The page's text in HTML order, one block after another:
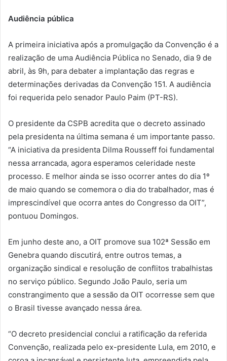
Audiência pública
A primeira iniciativa após a promulgação da Convenção é a
realização de uma Audiência Pública no Senado, dia 9 de
abril, às 9h, para debater a implantação das regras e
determinações derivadas da Convenção 151. A audiência
foi requerida pelo senador Paulo Paim (PT-RS).
O presidente da CSPB acredita que o decreto assinado
pela presidenta na última semana é um importante passo.
“A iniciativa da presidenta Dilma Rousseff foi fundamental
nessa arrancada, agora esperamos celeridade neste
processo. E melhor ainda se isso ocorrer antes do dia 1º
de maio quando se comemora o dia do trabalhador, mas é
imprescindível que ocorra antes do Congresso da OIT”,
pontuou Domingos.
Em junho deste ano, a OIT promove sua 102ª Sessão em
Genebra quando discutirá, entre outros temas, a
organização sindical e resolução de conflitos trabalhistas
no serviço público. Segundo João Paulo, seria um
constrangimento que a sessão da OIT ocorresse sem que
o Brasil tivesse avançado nessa área.
“O decreto presidencial conclui a ratificação da referida
Convenção, realizada pelo ex-presidente Lula, em 2010, e